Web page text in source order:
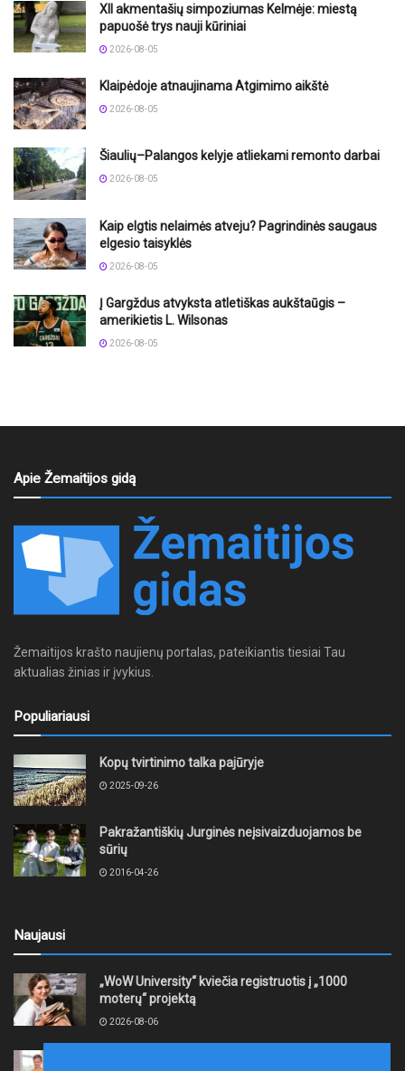
XII akmentašių simpoziumas Kelmėje: miestą
papuošė trys nauji kūriniai
2026-08-05
Klaipėdoje atnaujinama Atgimimo aikštė
2026-08-05
Šiaulių–Palangos kelyje atliekami remonto darbai
2026-08-05
Kaip elgtis nelaimės atveju? Pagrindinės saugaus
elgesio taisyklės
2026-08-05
Į Gargždus atvyksta atletiškas aukštaūgis –
amerikietis L. Wilsonas
2026-08-05
Apie Žemaitijos gidą
Žemaitijos krašto naujienų portalas, pateikiantis tiesiai Tau
aktualias žinias ir įvykius.
Populiariausi
Kopų tvirtinimo talka pajūryje
2025-09-26
Pakražantiškių Jurginės neįsivaizduojamos be
sūrių
2016-04-26
Naujausi
„WoW University“ kviečia registruotis į „1000
moterų“ projektą
2026-08-06